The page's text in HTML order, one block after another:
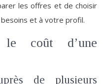
les offres et de choisir
besoins et à votre profil.
le coût d’une
de plusieurs